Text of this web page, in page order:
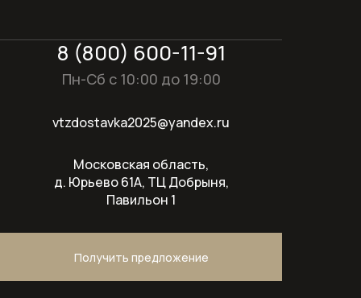
8 (800) 600-11-91
Пн-Сб с 10:00 до 19:00
vtzdostavka2025@yandex.ru
Московская область,
д. Юрьево 61А, ТЦ Добрыня,
Павильон 1
Получить предложение